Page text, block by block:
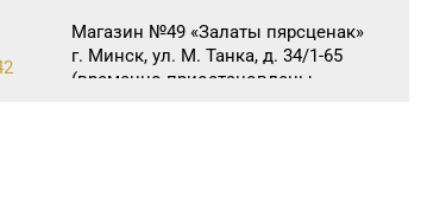
Магазин №49 «Залаты пярсценак»
г. Минск, ул. М. Танка, д. 34/1-65
(временно приостановлены